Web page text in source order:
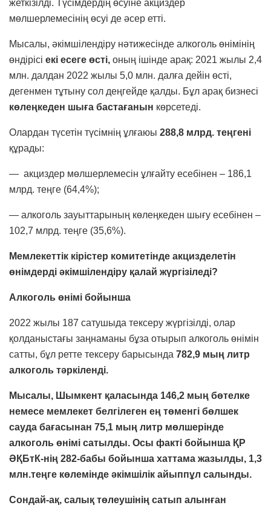
жеткізілді. Түсімдердің өсуіне акциздер
мөлшерлемесінің өсуі де әсер етті.
Мысалы, әкімшілендіру нәтижесінде алкоголь өнімінің
өндірісі екі есеге өсті, оның ішінде арақ: 2021 жылы 2,4
млн. далдан 2022 жылы 5,0 млн. далға дейін өсті,
дегенмен тұтыну сол деңгейде қалды. Бұл арақ бизнесі
көлеңкеден шыға бастағанын көрсетеді.
Олардан түсетін түсімнің ұлғаюы 288,8 млрд. теңгені
құрады:
— акциздер мөлшерлемесін ұлғайту есебінен – 186,1
млрд. теңге (64,4%);
— алкоголь зауыттарының көлеңкеден шығу есебінен –
102,7 млрд. теңге (35,6%).
Мемлекеттік кірістер комитетінде акцизделетін
өнімдерді әкімшілендіру қалай жүргізіледі?
Алкоголь өнімі бойынша
2022 жылы 187 сатушыда тексеру жүргізілді, олар
қолданыстағы заңнаманы бұза отырып алкоголь өнімін
сатты, бұл ретте тексеру барысында 782,9 мың литр
алкоголь тәркіленді.
Мысалы, Шымкент қаласында 146,2 мың бөтелке
немесе мемлекет белгілеген ең төменгі бөлшек
сауда бағасынан 75,1 мың литр мөлшерінде
алкоголь өнімі сатылды. Осы факті бойынша ҚР
ӘҚБтК-нің 282-бабы бойынша хаттама жазылды, 1,3
млн.теңге көлемінде әкімшілік айыппұл салынды.
Сондай-ақ, салық төлеушінің сатып алынған